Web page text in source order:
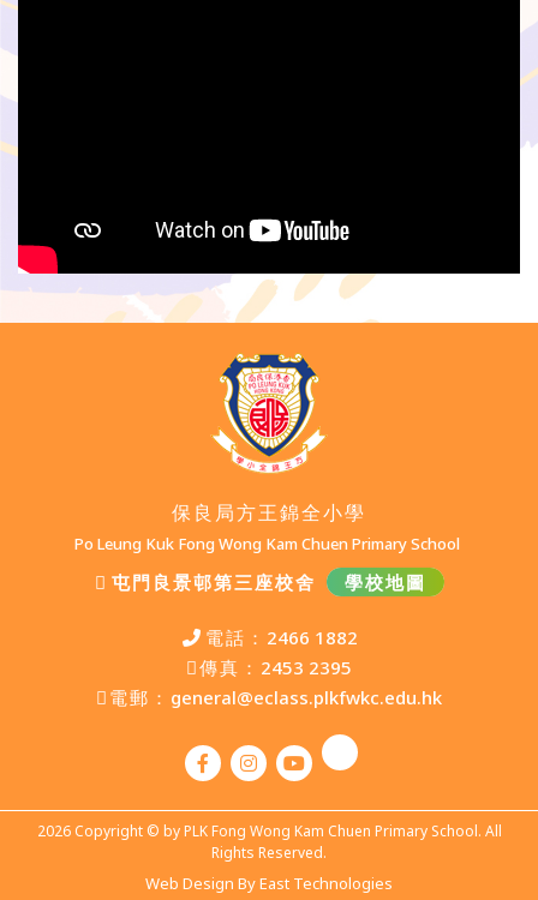
保良局方王錦全小學
Po Leung Kuk Fong Wong Kam Chuen Primary School
屯門良景邨第三座校舍 學校地圖
電話： 2466 1882
傳真： 2453 2395
電郵： general@eclass.plkfwkc.edu.hk
2026 Copyright © by PLK Fong Wong Kam Chuen Primary School. All
Rights Reserved.
Web Design By East Technologies